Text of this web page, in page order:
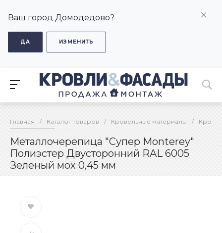
Ваш город Домодедово?
ДА ИЗМЕНИТЬ
Главная / Каталог товаров / Кровельные материалы /
Металлочерепица "Супер Monterey"
Полиэстер Двусторонний RAL 6005
Зеленый мох 0,45 мм